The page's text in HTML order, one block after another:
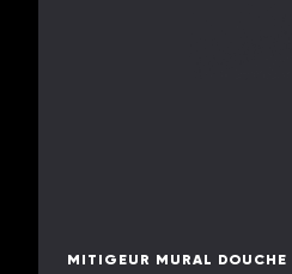
MITIGEUR MURAL DOUCHE